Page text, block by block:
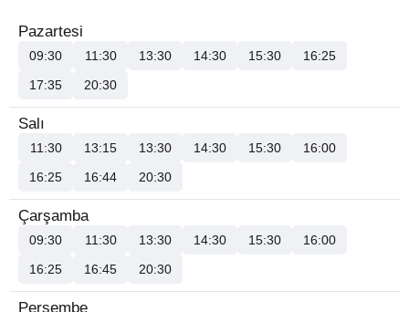
Pazartesi
09:30 11:30 13:30 14:30 15:30
16:25
17:35
20:30
Salı
11:30 13:15 13:30 14:30 15:30
16:00
16:25
16:44 20:30
Çarşamba
09:30 11:30 13:30 14:30 15:30
16:00
16:25
16:45 20:30
Perşembe